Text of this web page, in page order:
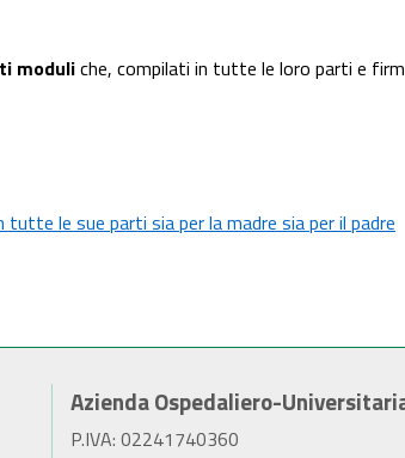
moduliche, compilati in tutte le loro parti e
le sue parti sia per la madre sia per il padre
Azienda Ospedaliero-
P.IVA: 02241740360